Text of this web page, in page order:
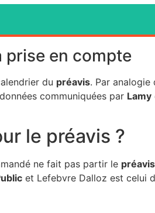
prise en compte
du préavis. Par analogie
communiquées par Lamy
le préavis ?
ne fait pas partir le préavis
et Lefebvre Dalloz est celui